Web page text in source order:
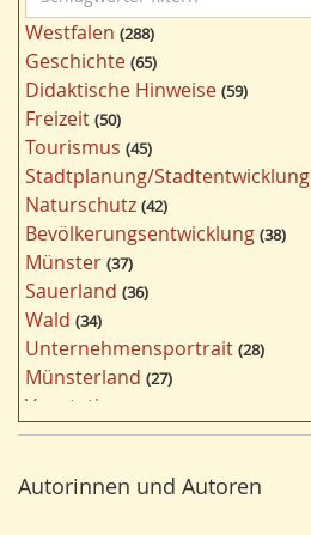
c
h
l
a
g
w
ö
r
t
e
r
f
i
l
t
r
n
Westfalen 288
Geschichte 65
Didaktische Hinweise 59
Freizeit 50
Tourismus 45
Stadtplanung/Stadtentwicklung
Naturschutz 42
Bevölkerungsentwicklung 38
Münster 37
Sauerland 36
Wald 34
Unternehmensportrait 28
Münsterland 27
Vegetation
Nordrhein-Westfalen 25
Bildung 24
Autorinnen und Autoren